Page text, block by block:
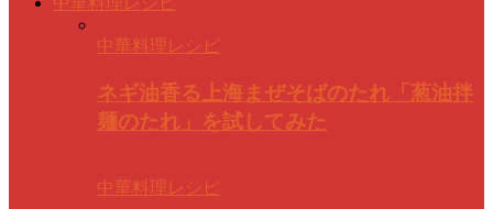
中華料理レシピ
ネギ油香る上海まぜそばのたれ「葱油拌
麺のたれ」を試してみた
中華料理レシピ